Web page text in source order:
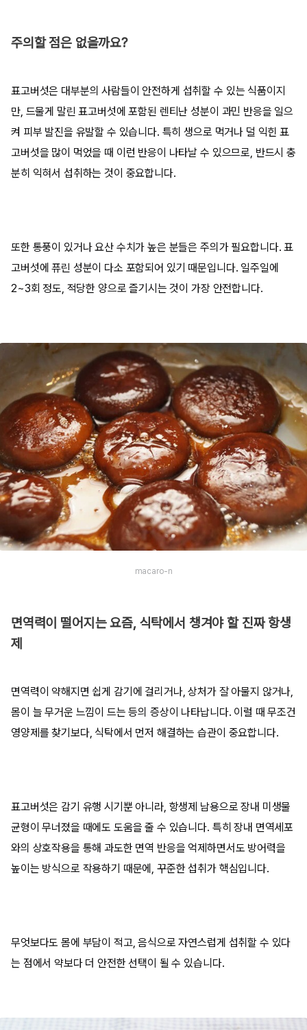
주의할 점은 없을까요?
표고버섯은 대부분의 사람들이 안전하게 섭취할 수 있는 식품이지
만, 드물게 말린 표고버섯에 포함된 렌티난 성분이 과민 반응을 일으
켜 피부 발진을 유발할 수 있습니다. 특히 생으로 먹거나 덜 익힌 표
고버섯을 많이 먹었을 때 이런 반응이 나타날 수 있으므로, 반드시 충
분히 익혀서 섭취하는 것이 중요합니다.
또한 통풍이 있거나 요산 수치가 높은 분들은 주의가 필요합니다. 표
고버섯에 퓨린 성분이 다소 포함되어 있기 때문입니다. 일주일에
2~3회 정도, 적당한 양으로 즐기시는 것이 가장 안전합니다.
macaro-n
면역력이 떨어지는 요즘, 식탁에서 챙겨야 할 진짜 항생
제
면역력이 약해지면 쉽게 감기에 걸리거나, 상처가 잘 아물지 않거나,
몸이 늘 무거운 느낌이 드는 등의 증상이 나타납니다. 이럴 때 무조건
영양제를 찾기보다, 식탁에서 먼저 해결하는 습관이 중요합니다.
표고버섯은 감기 유행 시기뿐 아니라, 항생제 남용으로 장내 미생물
균형이 무너졌을 때에도 도움을 줄 수 있습니다. 특히 장내 면역세포
와의 상호작용을 통해 과도한 면역 반응을 억제하면서도 방어력을
높이는 방식으로 작용하기 때문에, 꾸준한 섭취가 핵심입니다.
무엇보다도 몸에 부담이 적고, 음식으로 자연스럽게 섭취할 수 있다
는 점에서 약보다 더 안전한 선택이 될 수 있습니다.